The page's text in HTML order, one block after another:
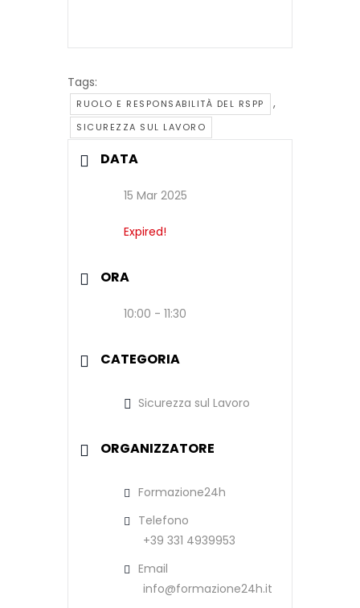
professionale
Dipendente
pubblico) • Indirizzo
e-mail • Numero di
telefono
frequentato almeno
Tags:
RUOLO E RESPONSABILITÀ DEL RSPP ,
SICUREZZA SUL LAVORO
DATA
15 Mar 2025
Expired!
ORA
10:00 - 11:30
CATEGORIA
Sicurezza sul Lavoro
ORGANIZZATORE
Formazione24h
Telefono
+39 331 4939953
Email
info@formazione24h.it